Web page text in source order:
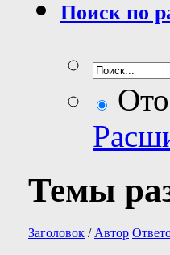
Поиск по
Темы
Заголовок / Автор